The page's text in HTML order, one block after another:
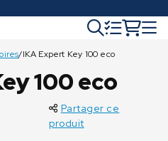
€6.935,00
/IKA Expert Key 100 eco
100 eco
Partager ce
produit